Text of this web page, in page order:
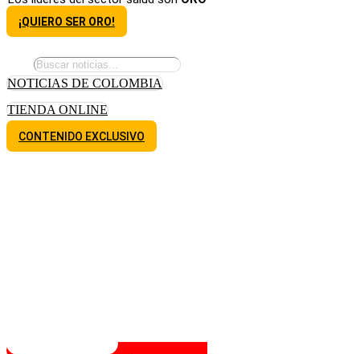
¡QUIERO SER ORO!
NOTICIAS DE COLOMBIA
TIENDA ONLINE
CONTENIDO EXCLUSIVO